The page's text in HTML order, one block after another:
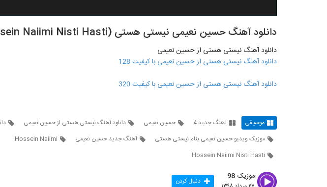
دانلود آهنگ حسین نعیمی نیستی هستی (Hossein Naiimi Nisti Hasti)
دانلود آهنگ نیستی هستی از حسین نعیمی
دانلود آهنگ نیستی هستی از حسین نعیمی با کیفیت 128
دانلود آهنگ نیستی هستی از حسین نعیمی با کیفیت 320
موسیقی آهنگ جدید 4 حسین نعیمی دانلود آهنگ نیستی هستی از حسین نعیمی
موزیک ویدیو حسین نعیمی بنام نیستی هستی
آهنگ جدید حسین نعیمی
Hossein Naiimi
Hossein Naiimi Nisti Hasti
موزیک 98 دنبال کردن